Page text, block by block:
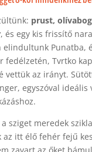
prust,
, és egy kis frissítő
elindultunk Punatba,
fedélzetén, Tvrtko
vettük az irányt.
egyszóval ideális
sziget meredek
az itt élő fehér fejű